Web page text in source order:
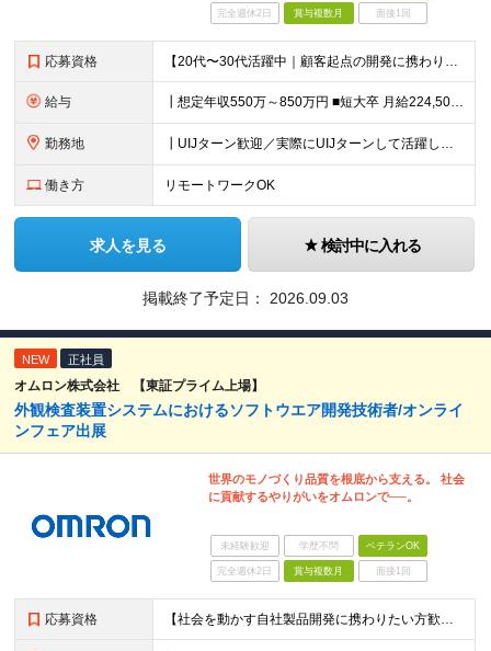
完全週休2日 賞与複数月 面接1回
応募資格 【20代〜30代活躍中｜顧客起点の開発に携わりたい方歓迎】 ┃必須条件 ■C言語による組み込み実装経験をお持ちの方 ■既存課題に対し、AIでの現実的な解決方法を要件設計した経験をお持ちの方 ■仕様や要
給与 ┃想定年収550万～850万円 ■短大卒 月給224,500円～ ■高専卒 月給262,000円～ ■大学卒 月給287,000円～ ■修士了 月給314,000円～ ■博士了 月給355,
勤務地 ┃UIJターン歓迎／実際にUIJターンして活躍している社員多数 ┃マイカー、バイク通勤可 ◇京都・大阪からのアクセスも良好 └京都駅から約20分 └大阪駅から約50分 【草津事業所】 滋賀県草津市
働き方 リモートワークOK
求人を見る 検討中に入れる
掲載終了予定日： 2026.09.03
NEW 正社員
オムロン株式会社 【東証プライム上場】
外観検査装置システムにおけるソフトウエア開発技術者/オンライ
ンフェア出展
世界のモノづくり品質を根底から支える。 社会
に貢献するやりがいをオムロンで──。
未経験歓迎 学歴不問 ベテランOK
完全週休2日 賞与複数月 面接1回
応募資格 【社会を動かす自社製品開発に携わりたい方歓迎】 ┃必須条件 ■装置、設備向けソフトウェア開発経験 ■C/C++、C#いずれかの開発経験 ■ソフトウェア開発における要件整理、仕様定義の経験 ■短大卒以上